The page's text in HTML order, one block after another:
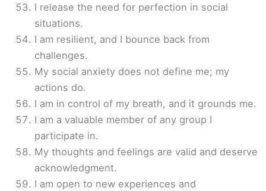
I release the need for perfection in social
situations.
I am resilient, and I bounce back from
challenges.
My social anxiety does not define me; my
actions do.
I am in control of my breath, and it grounds me.
I am a valuable member of any group I
participate in.
My thoughts and feelings are valid and deserve
acknowledgment.
I am open to new experiences and